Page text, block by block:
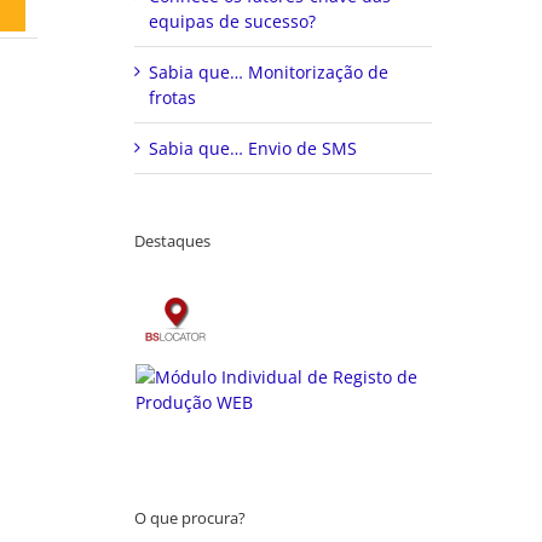
equipas de sucesso?
Sabia que… Monitorização de
frotas
Sabia que… Envio de SMS
Destaques
O que procura?